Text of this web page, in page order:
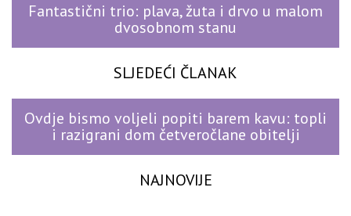
Fantastični trio: plava, žuta i drvo u malom
dvosobnom stanu
SLJEDEĆI ČLANAK
Ovdje bismo voljeli popiti barem kavu: topli
i razigrani dom četveročlane obitelji
NAJNOVIJE